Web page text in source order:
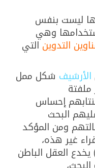
ليست بنفس
وهي
التدوينالتي
الأرشيف شكل ممل
ملفتة
إحساس
البحث
ومن المؤكد
غير هذه،
يخدع العقل الباطن